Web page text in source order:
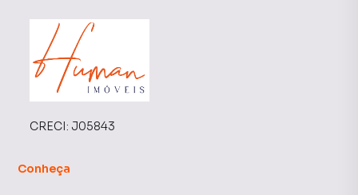
CRECI: J05843
Conheça